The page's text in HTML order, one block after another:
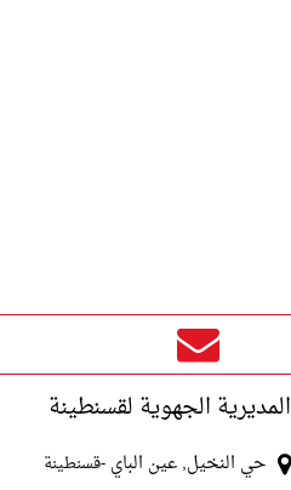
المديرية الجهوية لقسنطينة
حي النخيل, عين الباي -قسنطينة